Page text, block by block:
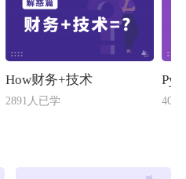
How财务+技术
2891人已学